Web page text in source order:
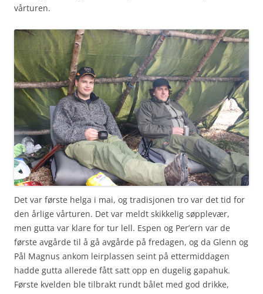
vårturen.
Det var første helga i mai, og tradisjonen tro var det tid for
den årlige vårturen. Det var meldt skikkelig søpplevær,
men gutta var klare for tur lell. Espen og Per’ern var de
første avgårde til å gå avgårde på fredagen, og da Glenn og
Pål Magnus ankom leirplassen seint på ettermiddagen
hadde gutta allerede fått satt opp en dugelig gapahuk.
Første kvelden ble tilbrakt rundt bålet med god drikke,